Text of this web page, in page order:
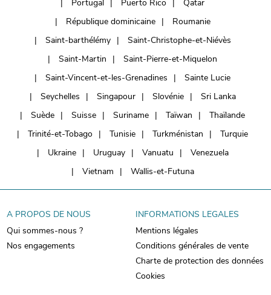
Portugal
Puerto Rico
Qatar
République dominicaine
Roumanie
Saint-barthélémy
Saint-Christophe-et-Niévès
Saint-Martin
Saint-Pierre-et-Miquelon
Saint-Vincent-et-les-Grenadines
Sainte Lucie
Seychelles
Singapour Slovénie
Sri Lanka
Suède
Suisse Suriname Taïwan
Thaïlande
Trinité-et-Tobago
Tunisie Turkménistan
Turquie
Ukraine
Uruguay Vanuatu
Venezuela
Vietnam
Wallis-et-Futuna
A PROPOS DE NOUS
Qui sommes-nous ?
Nos engagements
INFORMATIONS LEGALES
Mentions légales
Conditions générales de vente
Charte de protection des données
Cookies